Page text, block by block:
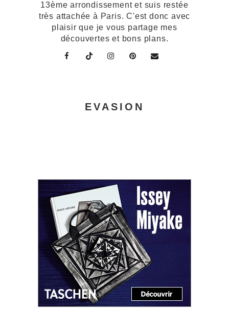
13ème arrondissement et suis restée
très attachée à Paris. C'est donc avec
plaisir que je vous partage mes
découvertes et bons plans.
EVASION